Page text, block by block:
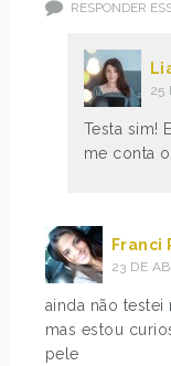
RESPONDER
25
Testa sim!
me conta
Franci
23 DE
ainda não testei
mas estou
pele